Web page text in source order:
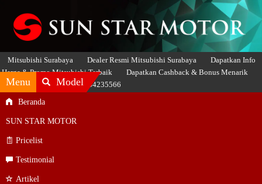
Mitsubishi Surabaya Dealer Resmi Mitsubishi Surabaya
Dapatkan Info
Harga & Promo Mitsubishi Terbaik
Dapatkan Cashback & Bonus Menarik
Hubungi SASMITO 081234235566
Menu Model
Beranda
SUN STAR MOTOR
Pricelist
Testimonial
Artikel